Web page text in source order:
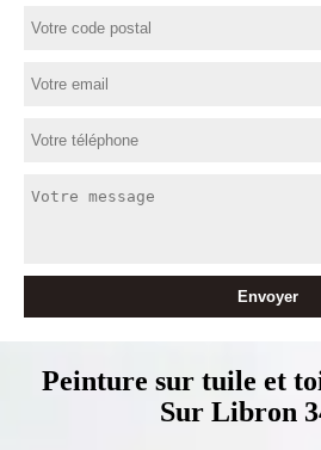
Peinture sur tuile et
Sur Libron